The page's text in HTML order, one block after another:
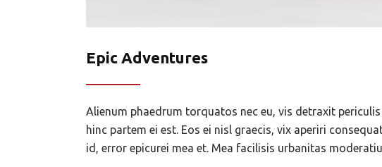
Epic Adventures
Alienum phaedrum torquatos nec eu, vis detraxit
hinc partem ei est. Eos ei nisl graecis, vix aperiri
id, error epicurei mea et. Mea facilisis urbanitas